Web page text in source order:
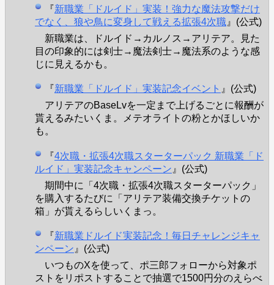
『新職業「ドルイド」実装！強力な魔法攻撃だけ
でなく、狼や鳥に変身して戦える拡張4次職 』(公式)
新職業は、ドルイド→カルノス→アリテア。見た
目の印象的には剣士→魔法剣士→魔法系のような感
じに見えるかも。
『新職業「ドルイド」実装記念イベント 』(公式)
アリテアのBaseLvを一定まで上げるごとに報酬が
貰えるみたいくま。メテオライトの粉とかほしいか
も。
『4次職・拡張4次職スターターパック 新職業「ド
ルイド」実装記念キャンペーン 』(公式)
期間中に「4次職・拡張4次職スターターパック」
を購入するたびに「アリテア装備交換チケットの
箱」が貰えるらしいくまっ。
『新職業ドルイド実装記念！毎日チャレンジキャ
ンペーン 』(公式)
いつものXを使って、ポ三郎フォローから対象ポ
ストをリポストすることで抽選で1500円分のえらべ